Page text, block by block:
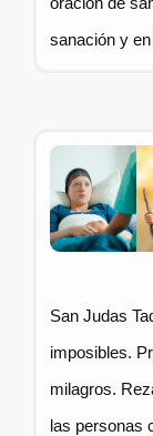
sanación y
San Judas
imposibles.
milagros.
las personas